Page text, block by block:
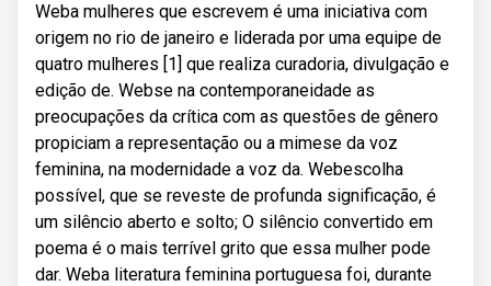
Weba mulheres que escrevem é uma iniciativa com
origem no rio de janeiro e liderada por uma equipe de
quatro mulheres [1] que realiza curadoria, divulgação e
edição de. Webse na contemporaneidade as
preocupações da crítica com as questões de gênero
propiciam a representação ou a mimese da voz
feminina, na modernidade a voz da. Webescolha
possível, que se reveste de profunda significação, é
um silêncio aberto e solto; O silêncio convertido em
poema é o mais terrível grito que essa mulher pode
dar. Weba literatura feminina portuguesa foi, durante